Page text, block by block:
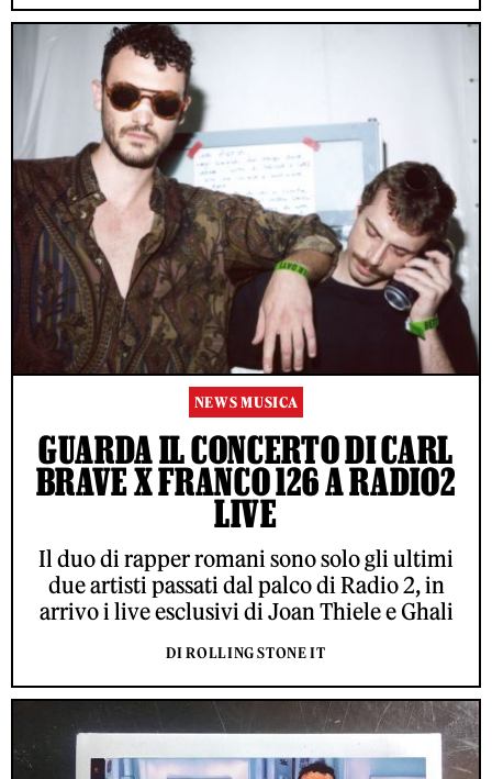
NEWS MUSICA
GUARDA IL CONCERTO DI CARL
BRAVE X FRANCO 126 A RADIO2
LIVE
Il duo di rapper romani sono solo gli ultimi
due artisti passati dal palco di Radio 2, in
arrivo i live esclusivi di Joan Thiele e Ghali
DI ROLLING STONE IT